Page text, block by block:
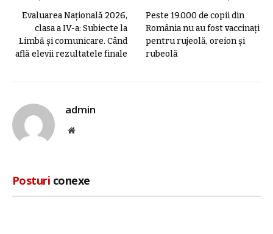
Evaluarea Națională 2026,
clasa a IV-a: Subiecte la
Limbă și comunicare. Când
află elevii rezultatele finale
Peste 19.000 de copii din
România nu au fost vaccinați
pentru rujeolă, oreion și
rubeolă
admin
Site
Posturi conexe